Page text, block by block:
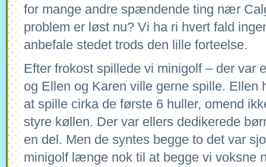
for mange andre spændende ting nær
problem er løst nu? Vi ha ri hvert fald
anbefale stedet trods den lille forteelse.
Efter frokost spillede vi minigolf – der var
og Ellen og Karen ville gerne spille. Ellen
at spille cirka de første 6 huller, omend
styre køllen. Der var ellers dedikerede
en del. Men de syntes begge to det var
minigolf længe nok til at begge vi voksne